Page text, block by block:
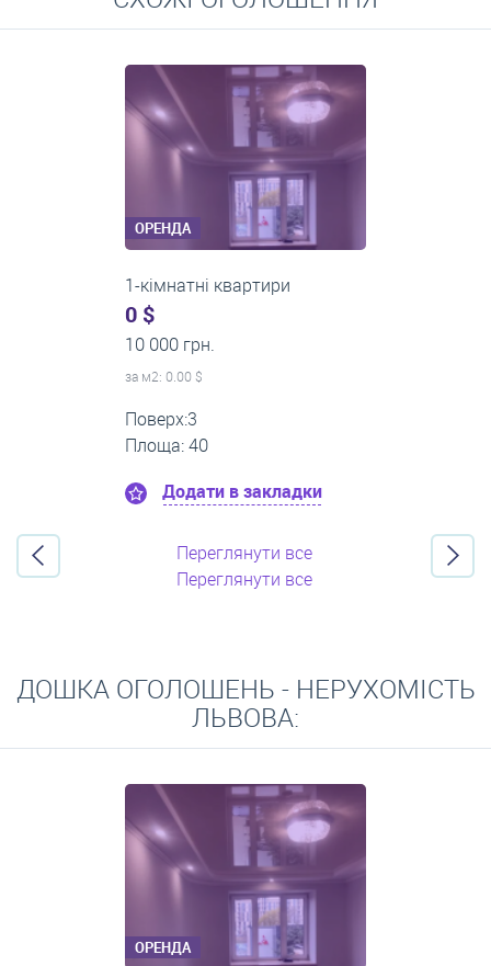
Середні ціни на довготривалу оренду квартир, особняків,
кімнат
ОРЕНДА
1-кімнатні квартири
0 $
11 200 грн.
за м2: 0.00 $
Поверх:1
Площа: 35
Додати в закладки
Переглянути все
Переглянути все
ДОШКА ОГОЛОШЕНЬ - НЕРУХОМІСТЬ
ЛЬВОВА:
ОРЕНДА